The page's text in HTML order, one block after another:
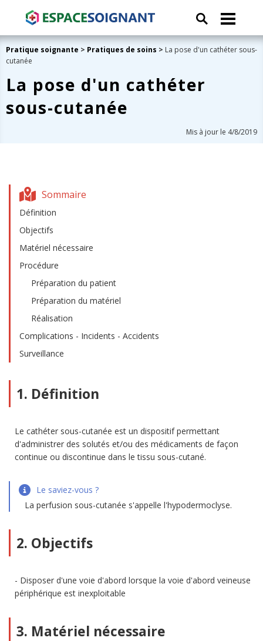
Pratique soignante > Pratiques de soins > La pose d'un cathéter sous-
cutanée
La pose d'un cathéter
sous-cutanée
Mis à jour le 4/8/2019
Sommaire
Définition
Objectifs
Matériel nécessaire
Procédure
Préparation du patient
Préparation du matériel
Réalisation
Complications - Incidents - Accidents
Surveillance
1. Définition
Le cathéter sous-cutanée est un dispositif permettant
d'administrer des solutés et/ou des médicaments de façon
continue ou discontinue dans le tissu sous-cutané.
Le saviez-vous ?
La perfusion sous-cutanée s'appelle l'hypodermoclyse.
2. Objectifs
Disposer d'une voie d'abord lorsque la voie d'abord veineuse
périphérique est inexploitable
3. Matériel nécessaire